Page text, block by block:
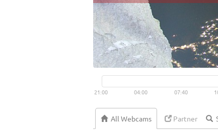
21:00 04:00 07:40
All Webcams Partner